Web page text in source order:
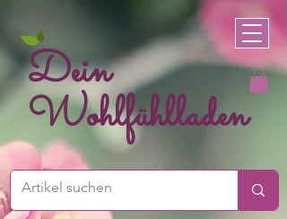
Dein
Wohlfühlladen